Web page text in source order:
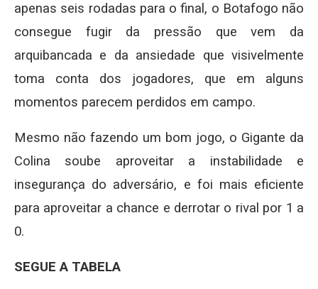
apenas seis rodadas para o final, o Botafogo não
consegue fugir da pressão que vem da
arquibancada e da ansiedade que visivelmente
toma conta dos jogadores, que em alguns
momentos parecem perdidos em campo.
Mesmo não fazendo um bom jogo, o Gigante da
Colina soube aproveitar a instabilidade e
insegurança do adversário, e foi mais eficiente
para aproveitar a chance e derrotar o rival por 1 a
0.
SEGUE A TABELA